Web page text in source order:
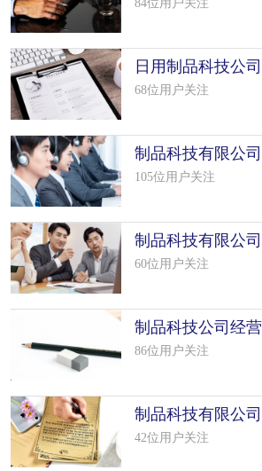
84位用户关注
日用制品科技公
么填写
68位用户关注
制品科技有限公
什么（精
105位用户关注
制品科技有限公
哪些（精
60位用户关注
制品科技公司经
范本)
86位用户关注
制品科技有限公
哪些(2
42位用户关注